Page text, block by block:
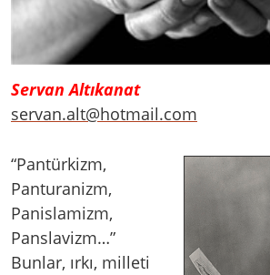
Servan Altıkanat
servan.alt@hotmail.com
“Pantürkizm,
Panturanizm,
Panislamizm,
Panslavizm…”
Bunlar, ırkı, milleti